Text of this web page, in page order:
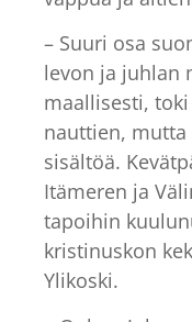
– Suuri osa
levon ja juhlan
maallisesti,
nauttien,
sisältöä.
Itämeren ja
tapoihin
kristinuskon
Ylikoski.